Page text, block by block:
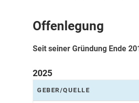
Offenlegung
Seit seiner Gründung Ende
2025
GEBER/QUELLE